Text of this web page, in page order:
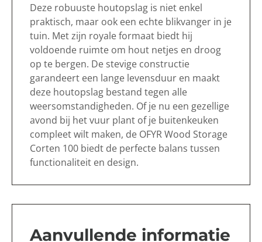
Deze robuuste houtopslag is niet enkel
praktisch, maar ook een echte blikvanger in je
tuin. Met zijn royale formaat biedt hij
voldoende ruimte om hout netjes en droog
op te bergen. De stevige constructie
garandeert een lange levensduur en maakt
deze houtopslag bestand tegen alle
weersomstandigheden. Of je nu een gezellige
avond bij het vuur plant of je buitenkeuken
compleet wilt maken, de OFYR Wood Storage
Corten 100 biedt de perfecte balans tussen
functionaliteit en design.
Aanvullende informatie